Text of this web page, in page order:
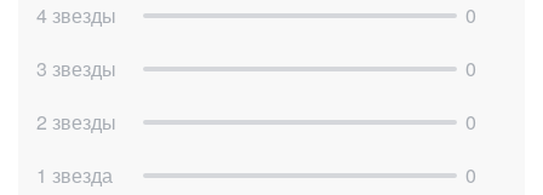
4 звезды
0
3 звезды
0
2 звезды
0
1 звезда
0